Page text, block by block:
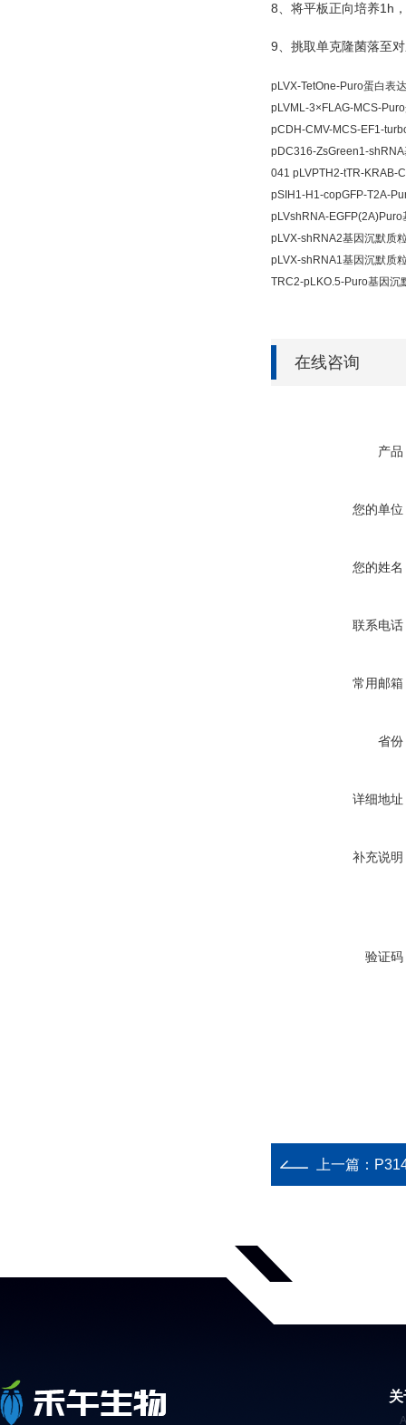
8、将平板正向培养1h
9、挑取单克隆菌落至
pLVX-TetOne-Puro蛋白表
pLVML-3×FLAG-MCS-
pCDH-CMV-MCS-EF1-
pDC316-ZsGreen1-
041 pLVPTH2-tTR-KRAB-
pSIH1-H1-copGFP-T2A-
pLVshRNA-EGFP(2A)Puro
pLVX-shRNA2基因沉默质
pLVX-shRNA1基因沉默质
TRC2-pLKO.5-Puro基因沉
在线咨询
产品
您的单位
您的姓名
联系电话
常用邮箱
省份
详细地址
补充说明
验证码
上一篇：